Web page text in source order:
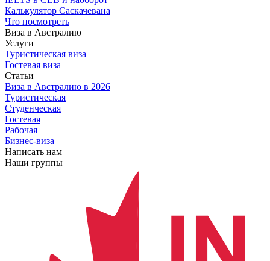
Калькулятор Саскачевана
Что посмотреть
Виза в Австралию
Услуги
Туристическая виза
Гостевая виза
Статьи
Виза в Австралию в 2026
Туристическая
Студенческая
Гостевая
Рабочая
Бизнес-виза
Написать нам
Наши группы